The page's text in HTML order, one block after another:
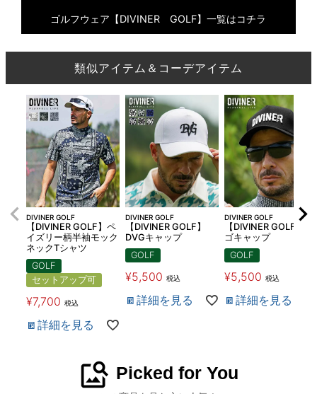
ゴルフウェア【DIVINER GOLF】一覧はコチラ
類似アイテム＆コーデアイテム
DIVINER GOLF
【DIVINER GOLF】ペ
イズリー柄半袖モック
ネックTシャツ
GOLF
セットアップ可
¥7,700 税込
詳細を見る
DIVINER GOLF
【DIVINER GOLF】
DVGキャップ
GOLF
¥5,500 税込
詳細を見る
DIVINER GOLF
【DIVINER GOLF】ロ
ゴキャップ
GOLF
¥5,500 税込
詳細を見る
image_search Picked for You